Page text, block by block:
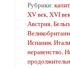
Рубрики:
XV век,XVI век
Австрия,
Испания,
неравенство,